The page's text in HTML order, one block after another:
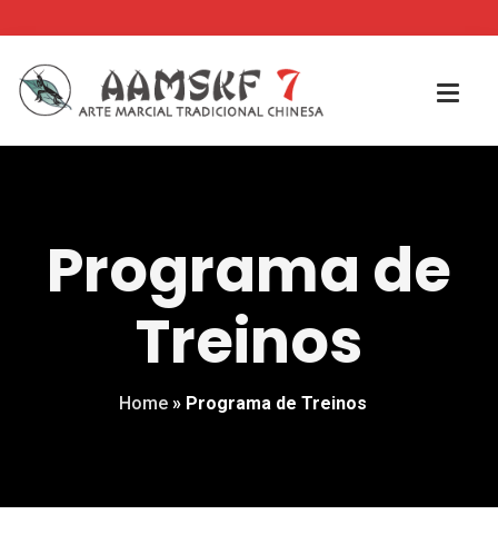
Programa de
Treinos
Home» Programa de Treinos